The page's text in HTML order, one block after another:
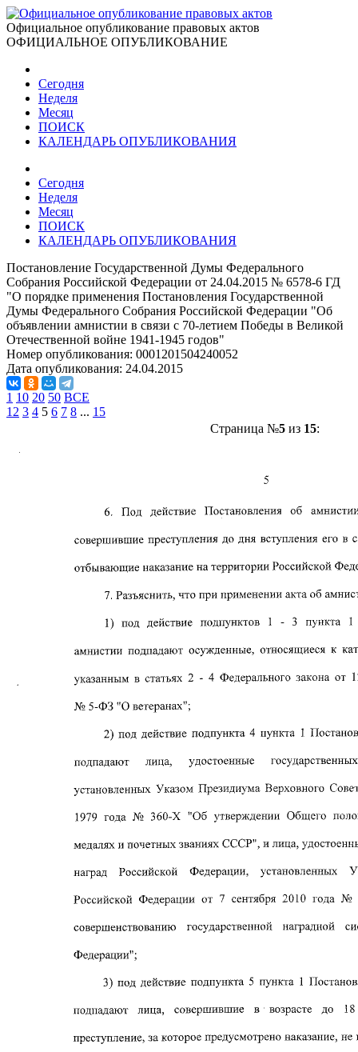
Официальное опубликование правовых актов
ОФИЦИАЛЬНОЕ ОПУБЛИКОВАНИЕ
Сегодня
Неделя
Месяц
ПОИСК
КАЛЕНДАРЬ ОПУБЛИКОВАНИЯ
Сегодня
Неделя
Месяц
ПОИСК
КАЛЕНДАРЬ ОПУБЛИКОВАНИЯ
Постановление Государственной Думы Федерального
Собрания Российской Федерации от 24.04.2015 № 6578-6 ГД
"О порядке применения Постановления Государственной
Думы Федерального Собрания Российской Федерации "Об
объявлении амнистии в связи с 70-летием Победы в Великой
Отечественной войне 1941-1945 годов"
Номер опубликования: 0001201504240052
Дата опубликования: 24.04.2015
1 10 20 50 ВСЕ
1 2 3 4 5 6 7 8 ... 15
Страница №5из 15: